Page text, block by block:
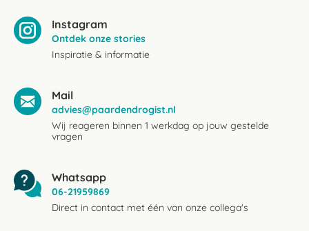
Instagram
Ontdek onze stories
Inspiratie & informatie
Mail
advies@paardendrogist.nl
Wij reageren binnen 1 werkdag op jouw gestelde
vragen
Whatsapp
06-21959869
Direct in contact met één van onze collega's